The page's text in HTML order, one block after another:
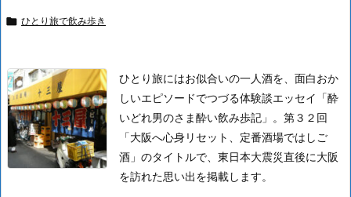
 ひとり旅で飲み歩き
ひとり旅にはお似合いの一人酒を、面白おか
しいエピソードでつづる体験談エッセイ「酔
いどれ男のさま酔い飲み歩記」。第３２回
「大阪へ心身リセット、定番酒場ではしご
酒」のタイトルで、東日本大震災直後に大阪
を訪れた思い出を掲載します。